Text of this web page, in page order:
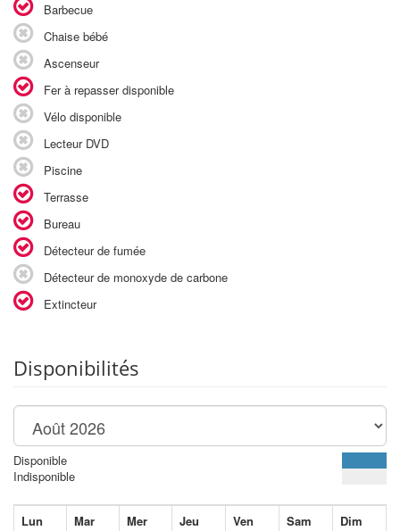
Barbecue
Chaise bébé
Ascenseur
Fer à repasser disponible
Vélo disponible
Lecteur DVD
Piscine
Terrasse
Bureau
Détecteur de fumée
Détecteur de monoxyde de carbone
Extincteur
Disponibilités
Disponible
Indisponible
Lun Mar Mer Jeu Ven Sam
Dim